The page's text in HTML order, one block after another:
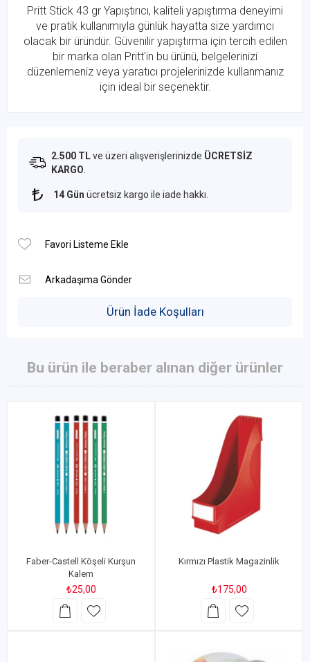
Pritt Stick 43 gr Yapıştırıcı, kaliteli yapıştırma deneyimi
ve pratik kullanımıyla günlük hayatta size yardımcı
olacak bir üründür. Güvenilir yapıştırma için tercih edilen
bir marka olan Pritt'in bu ürünü, belgelerinizi
düzenlemeniz veya yaratıcı projelerinizde kullanmanız
için ideal bir seçenektir.
2.500 TLve üzeri alışverişlerinizde ÜCRETSİZ
KARGO
14 Gün ücretsiz kargo ile iade hakkı.
Ürün İade Koşulları
Bu ürün ile beraber alınan diğer ürünler
Faber-Castell Köşeli Kurşun
Kalem
₺25,00
Kırmızı Plastik Magazinlik
₺175,00